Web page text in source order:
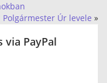
Úr levele »
via PayPal